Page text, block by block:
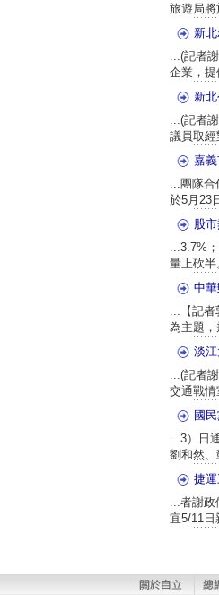
旅遊局
新
...(記者
企業，
新
...(記者
議員取經
嘉
...團隊合
於5月23
股
...3.7%
量上砍
中
...【記者
為主題
淡
...(記者
交通戰
國
...3）日
劉和然
捷
...者謝政
宜5/11日